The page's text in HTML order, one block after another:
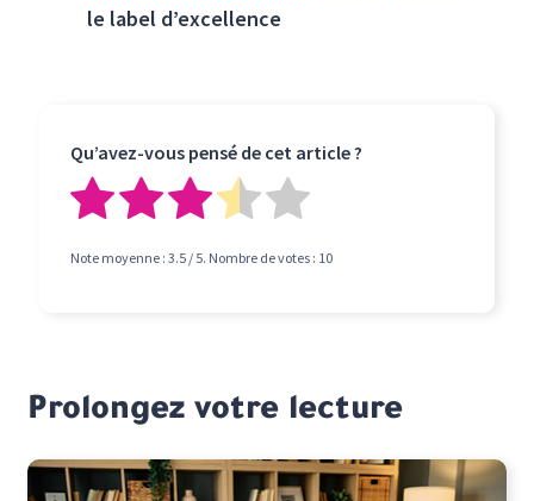
le label d’excellence
Qu’avez-vous pensé de cet article ?
Note moyenne :3.5 / 5. Nombre de votes : 10
Prolongez votre lecture